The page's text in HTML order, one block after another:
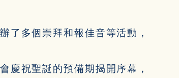
了多個崇拜和報佳音等活動，
慶祝聖誕的預備期揭開序幕，